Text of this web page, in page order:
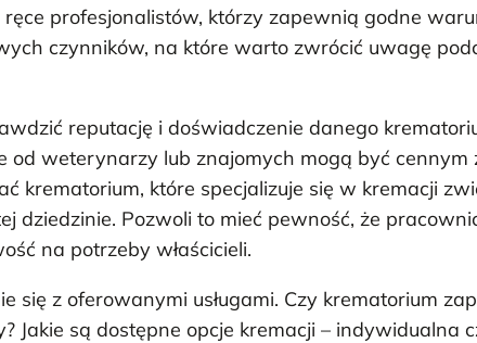
profesjonalistów, którzy zapewnią godne
czynników, na które warto zwrócić uwagę
reputację i doświadczenie danego
od weterynarzy lub znajomych mogą być cennym
krematorium, które specjalizuje się w kremacji
dziedzinie. Pozwoli to mieć pewność, że
na potrzeby właścicieli.
się z oferowanymi usługami. Czy krematorium
Jakie są dostępne opcje kremacji – indywidualna